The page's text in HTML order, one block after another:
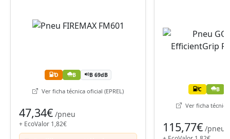
D B B 69dB
Ver ficha técnica oficial (EPREL)
47,34€ /pneu
+ EcoValor 1,82€
C B
Ver ficha técnica
115,77€ /pneu